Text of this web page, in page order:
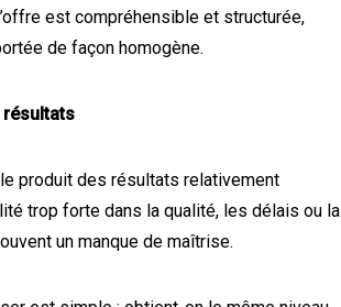
est compréhensible et structurée,
de façon homogène.
résultats
produit des résultats relativement
trop forte dans la qualité, les délais ou la
un manque de maîtrise.